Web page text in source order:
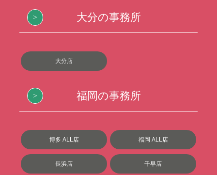
大分の事務所
大分店
福岡の事務所
博多 ALL店 福岡 ALL店
長浜店 千早店